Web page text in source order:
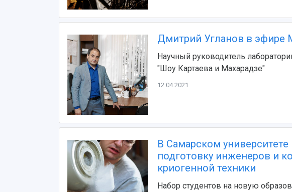
Дмитрий Угланов в эфире
Научный руководитель
"Шоу Картаева и Махарадзе"
12.04.2021
В Самарском
подготовку инженеров и
криогенной техники
Набор студентов на новую